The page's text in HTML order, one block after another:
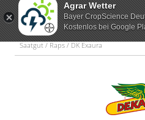
Agrar Wetter
Bayer CropScience
Kostenlos bei Google
Saatgut / Raps / DK Exaura